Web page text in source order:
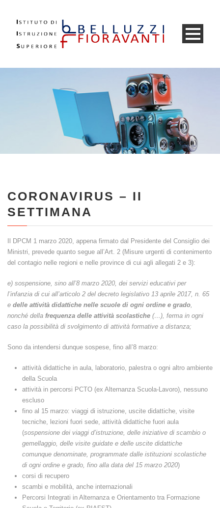
CORONAVIRUS – II
SETTIMANA
Il DPCM 1 marzo 2020, appena firmato dal Presidente del Consiglio dei
Ministri, prevede quanto segue all’Art. 2 (Misure urgenti di contenimento
del contagio nelle regioni e nelle province di cui agli allegati 2 e 3):
e) sospensione, sino all’8 marzo 2020, dei servizi educativi per
l’infanzia di cui all’articolo 2 del decreto legislativo 13 aprile 2017, n. 65
e delle attività didattiche nelle scuole di ogni ordine e grado
nonché della frequenza delle attività scolastiche (…), ferma in ogni
caso la possibilità di svolgimento di attività formative a distanza;
Sono da intendersi dunque sospese, fino all’8 marzo:
attività didattiche in aula, laboratorio, palestra o ogni altro ambiente
della Scuola
attività in percorsi PCTO (ex Alternanza Scuola-Lavoro), nessuno
escluso
fino al 15 marzo: viaggi di istruzione, uscite didattiche, visite
tecniche, lezioni fuori sede, attività didattiche fuori aula
(sospensione dei viaggi d’istruzione, delle iniziative di scambio o
gemellaggio, delle visite guidate e delle uscite didattiche
comunque denominate, programmate dalle istituzioni scolastiche
di ogni ordine e grado, fino alla data del 15 marzo 2020)
corsi di recupero
scambi e mobilità, anche internazionali
Percorsi Integrati in Alternanza e Orientamento tra Formazione